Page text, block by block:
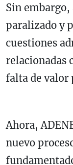
Sin embargo,
paralizado y
cuestiones
relacionadas
falta de
Ahora,
nuevo